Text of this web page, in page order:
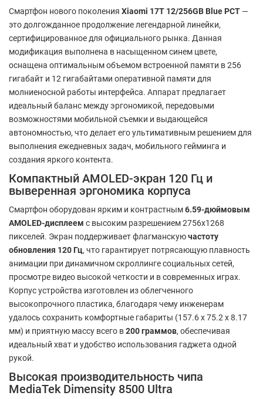
Смартфон нового поколения Xiaomi 17T 12/256GB Blue РСТ —
это долгожданное продолжение легендарной линейки,
сертифицированное для официального рынка. Данная
модификация выполнена в насыщенном синем цвете,
оснащена оптимальным объемом встроенной памяти в 256
гигабайт и 12 гигабайтами оперативной памяти для
молниеносной работы интерфейса. Аппарат предлагает
идеальный баланс между эргономикой, передовыми
возможностями мобильной съемки и выдающейся
автономностью, что делает его ультимативным решением для
выполнения ежедневных задач, мобильного гейминга и
создания яркого контента.
Компактный AMOLED-экран 120 Гц и
выверенная эргономика корпуса
Смартфон оборудован ярким и контрастным6.59-дюймовым
AMOLED-дисплеем с высоким разрешением 2756x1268
пикселей. Экран поддерживает флагманскуючастоту
обновления 120 Гц, что гарантирует потрясающую плавность
анимации при динамичном скроллинге социальных сетей,
просмотре видео высокой четкости и в современных играх.
Корпус устройства изготовлен из облегченного
высокопрочного пластика, благодаря чему инженерам
удалось сохранить комфортные габариты (157.6 х 75.2 х 8.17
мм) и приятную массу всего в200 граммов, обеспечивая
идеальный хват и удобство использования гаджета одной
рукой.
Высокая производительность чипа
MediaTek Dimensity 8500 Ultra